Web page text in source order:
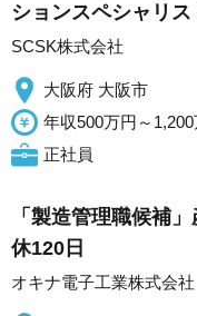
ションスペシャリス
SCSK株式会社
大阪府 大阪市
年収500万円～1,200
正社員
「製造管理職候補
休120日
オキナ電子工業株式会社